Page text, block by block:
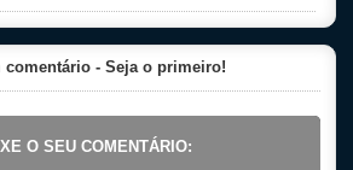
comentário - Seja o primeiro!
O SEU COMENTÁRIO: